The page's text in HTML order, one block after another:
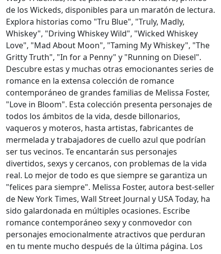
de los Wickeds, disponibles para un maratón de lectura.
Explora historias como "Tru Blue", "Truly, Madly,
Whiskey", "Driving Whiskey Wild", "Wicked Whiskey
Love", "Mad About Moon", "Taming My Whiskey", "The
Gritty Truth", "In for a Penny" y "Running on Diesel".
Descubre estas y muchas otras emocionantes series de
romance en la extensa colección de romance
contemporáneo de grandes familias de Melissa Foster,
"Love in Bloom". Esta colección presenta personajes de
todos los ámbitos de la vida, desde billonarios,
vaqueros y moteros, hasta artistas, fabricantes de
mermelada y trabajadores de cuello azul que podrían
ser tus vecinos. Te encantarán sus personajes
divertidos, sexys y cercanos, con problemas de la vida
real. Lo mejor de todo es que siempre se garantiza un
"felices para siempre". Melissa Foster, autora best-seller
de New York Times, Wall Street Journal y USA Today, ha
sido galardonada en múltiples ocasiones. Escribe
romance contemporáneo sexy y conmovedor con
personajes emocionalmente atractivos que perduran
en tu mente mucho después de la última página. Los